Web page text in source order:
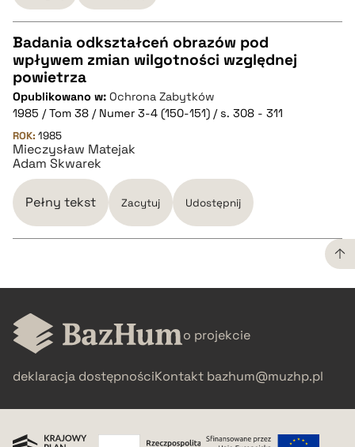
CZYSTY TEKST
pobierz cytat
BIBTEX
pobierz cytat
Badania odkształceń obrazów pod
wpływem zmian wilgotności względnej
powietrza
Opublikowano w: Ochrona Zabytków
1985 / Tom 38 / Numer 3-4 (150-151) / s. 308 - 311
ROK: 1985
Mieczysław Matejak
Adam Skwarek
Pełny tekst Zacytuj Udostępnij
CZYSTY TEKST
pobierz cytat
BIBTEX
o projekcie
deklaracja dostępnościKontakt bazhum@muzhp.pl